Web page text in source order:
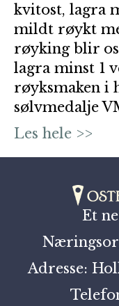
kvitost, lagra
mildt røykt
røyking blir
lagra minst 1
røyksmaken i
sølvmedalje
Les hele >>
Et
Adresse: